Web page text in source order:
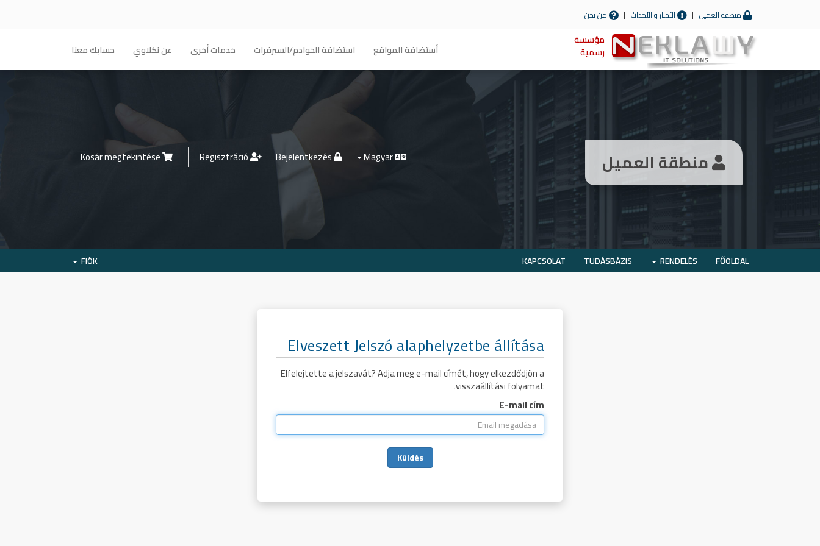
منطقة العميل الأخبار و الأحداث من نحن
مؤسسة
رسمية
أستضافة المواقع استضافة الخوادم/السيرفرات خدمات أخرى عن نكلاوي حسابك معنا
منطقة العميل
FŐOLDAL
RENDELÉS
TUDÁSBÁZIS
KAPCSOLAT
FIÓK
Elveszett Jelszó alaphelyzetbe állítása
Elfelejtette a jelszavát? Adja meg e-mail címét, hogy elkezdődjön a
visszaállítási folyamat.
E-mail cím
Küldés